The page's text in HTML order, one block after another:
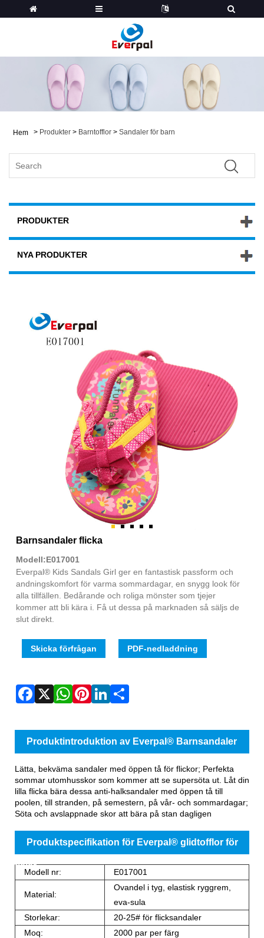
Hem > Produkter > Barntofflor > Sandaler för barn
PRODUKTER
NYA PRODUKTER
Barnsandaler flicka
Modell:E017001
Everpal® Kids Sandals Girl ger en fantastisk passform och
andningskomfort för varma sommardagar, en snygg look för
alla tillfällen. Bedårande och roliga mönster som tjejer
kommer att bli kära i. Få ut dessa på marknaden så säljs de
slut direkt.
Skicka förfrågan PDF-nedladdning
Produktintroduktion av Everpal® Barnsandaler
flicka
Lätta, bekväma sandaler med öppen tå för flickor; Perfekta
sommar utomhusskor som kommer att se supersöta ut. Låt din
lilla flicka bära dessa anti-halksandaler med öppen tå till
poolen, till stranden, på semestern, på vår- och sommardagar;
Söta och avslappnade skor att bära på stan dagligen
Produktspecifikation för Everpal® glidtofflor för
tjejer
Modell nr: E017001
Material:
Ovandel i tyg, elastisk ryggrem,
eva-sula
Storlekar:
20-25# för flicksandaler
Moq:
2000 par per färg